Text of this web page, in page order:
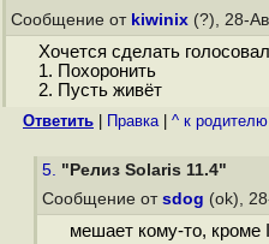
Сообщение от kiwinix (?), 28-
Хочется сделать
1. Похоронить
2. Пусть живёт
Ответить Правка| ^ к
5. "Релиз Solaris 11.4"
Сообщение от sdog (ok),
мешает кому-то, кроме